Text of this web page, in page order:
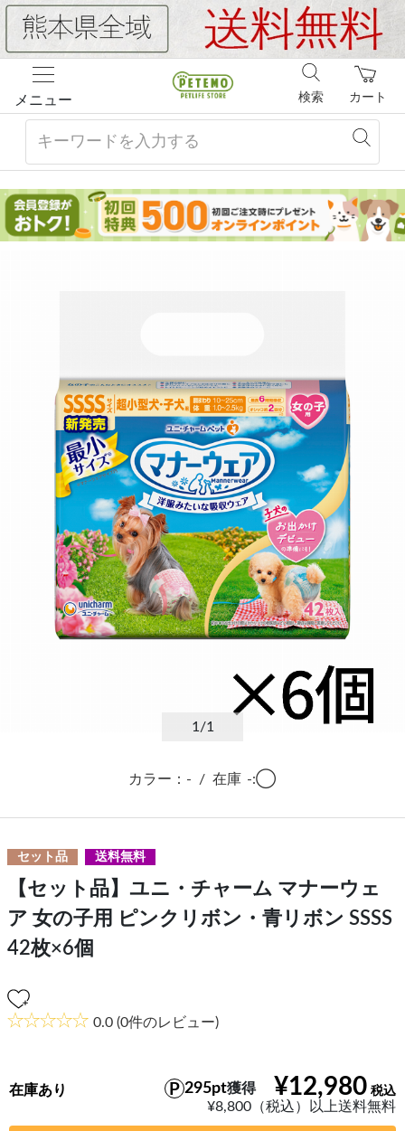
メニュー カート
検索
1/1
カラー：- / 在庫 -:◯
セット品 送料無料
【セット品】ユニ・チャーム マナーウェ
ア 女の子用 ピンクリボン・青リボン SSSS
42枚×6個
0.0 (0件のレビュー)
¥12,980
295pt獲得
¥8,800（税込）以上送料無料
在庫あり